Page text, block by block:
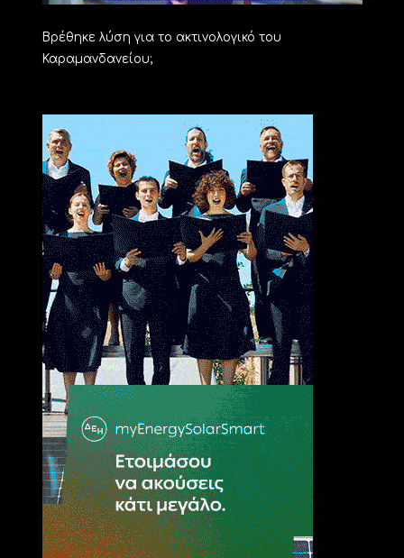
Βρέθηκε λύση για το ακτινολογικό του
Καραμανδανείου;